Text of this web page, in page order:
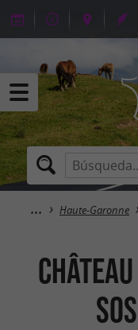
Haute-Garonne
SOS